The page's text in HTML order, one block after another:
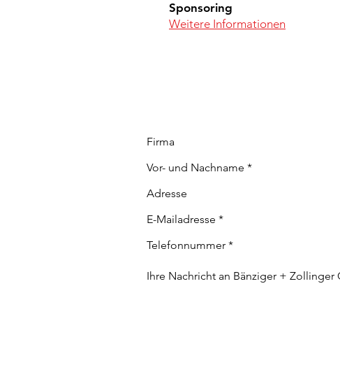
Sponsoring
Weitere Informationen